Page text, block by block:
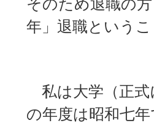
そのため退職の
年」退職という
私は大学（正式
の年度は昭和七